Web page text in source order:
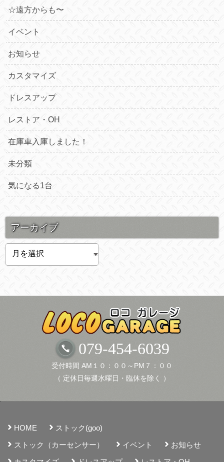
☆遠方からも〜
イベント
お知らせ
カスタマイズ
ドレスアップ
レストア・OH
在庫車入庫しました！
未分類
気になる1台
アーカイブ
ブ
079-454-6039
受付時間 AM１０：００～PM７：００
（ 定休日毎週水曜日・臨休を除く ）
HOME
ストック(goo)
ストック（カーセンサー）
イベント
お知らせ